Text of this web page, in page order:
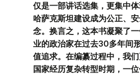
仅是一部讲话选集，更集中
哈萨克斯坦建设成为公正、
念。换言之，这本书凝聚了
业的政治家在过去30多年间
值追求。在编纂过程中，我
国家经历复杂转型时期，一